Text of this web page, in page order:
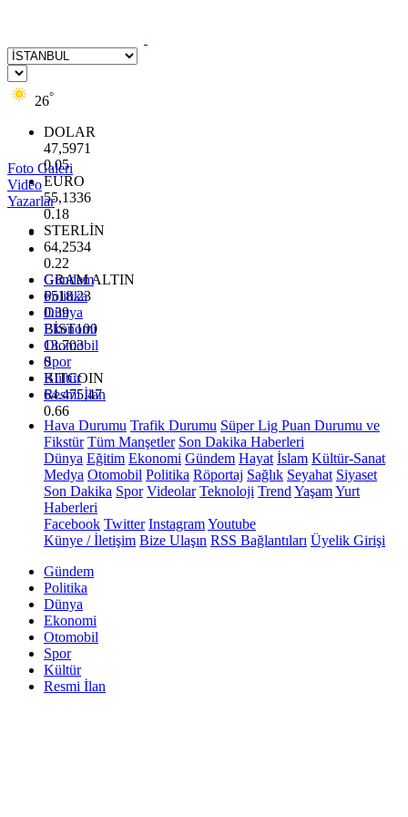
26°
DOLAR
47,5971
0.05
EURO
55,1336
0.18
STERLİN
64,2534
0.22
GRAM ALTIN
6518.23
0.39
BİST100
13.703
0
BITCOIN
64.475,47
0.66
Foto Galeri
Video
Yazarlar
Gündem
Politika
Dünya
Ekonomi
Otomobil
Spor
Kültür
Resmi İlan
Hava Durumu Trafik Durumu Süper Lig Puan Durumu ve
Fikstür Tüm Manşetler Son Dakika Haberleri
Dünya Eğitim Ekonomi Gündem Hayat İslam Kültür-Sanat
Medya Otomobil Politika Röportaj Sağlık Seyahat Siyaset
Son Dakika Spor Videolar Teknoloji Trend YaşamYurt
Haberleri
Facebook Twitter InstagramYoutube
Künye / İletişim Bize Ulaşın RSS Bağlantıları Üyelik Girişi
Gündem
Politika
Dünya
Ekonomi
Otomobil
Spor
Kültür
Resmi İlan